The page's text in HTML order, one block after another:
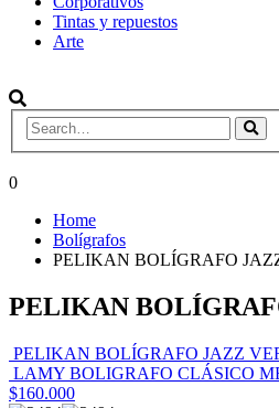
Tintas y repuestos
Arte
0
Home
Bolígrafos
PELIKAN BOLÍGRAFO
PELIKAN
PELIKAN BOLÍGRAFO JAZZ
LAMY BOLIGRAFO CLÁSICO
$160.000